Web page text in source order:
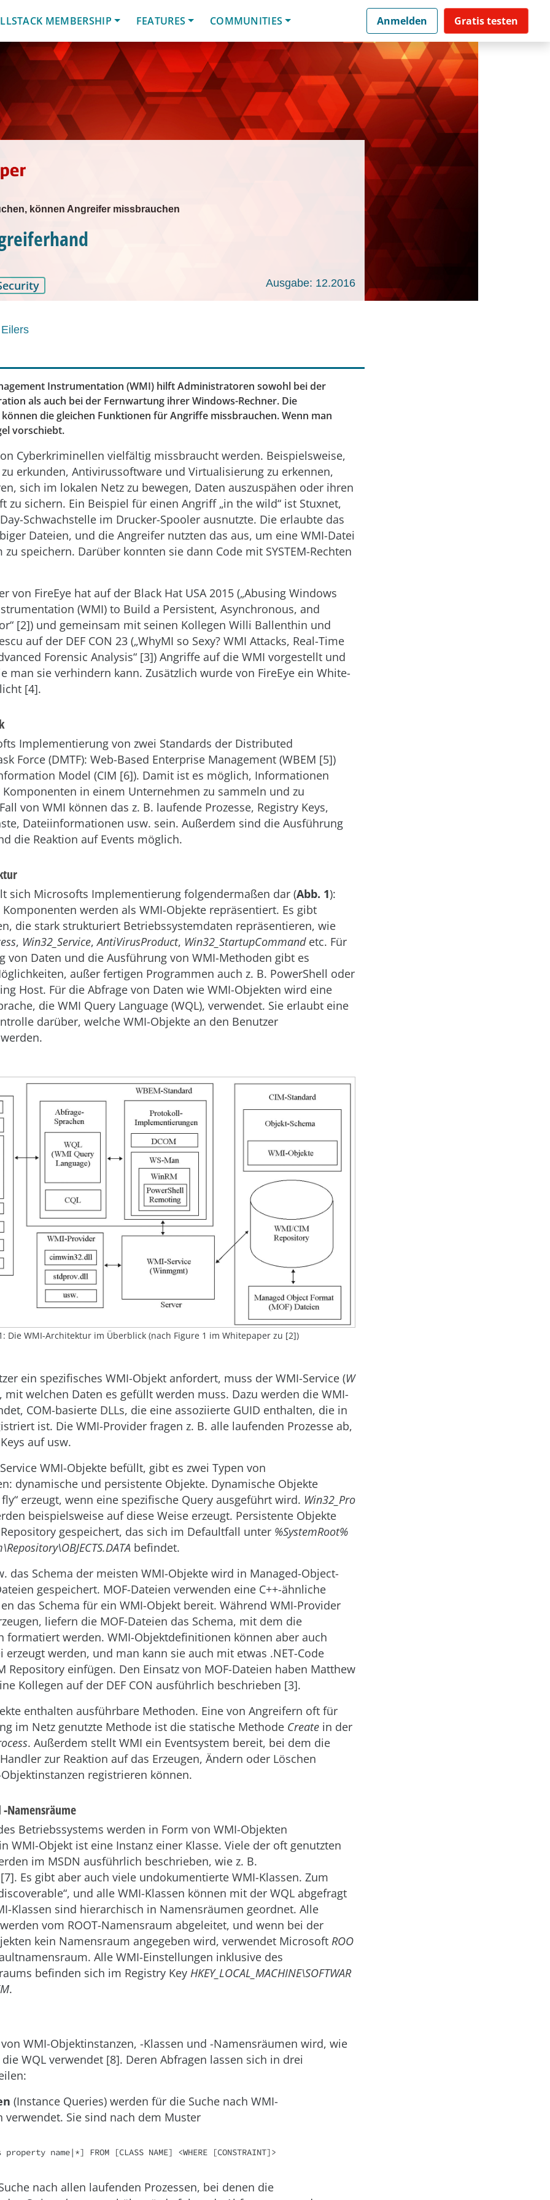
MEMBERSHIP
FEATURES COMMUNITIES Anmelden Gratis testen
können Angreifer missbrauchen
Ausgabe: 12.2016
Instrumentation (WMI) hilft Administratoren sowohl bei der
als auch bei der Fernwartung ihrer Windows-Rechner. Die
die gleichen Funktionen für Angriffe missbrauchen. Wenn man
vorschiebt.
Cyberkriminellen vielfältig missbraucht werden. Beispielsweise,
erkunden, Antivirussoftware und Virtualisierung zu erkennen,
sich im lokalen Netz zu bewegen, Daten auszuspähen oder ihren
zu sichern. Ein Beispiel für einen Angriff „in the wild“ ist Stuxnet,
Schwachstelle im Drucker-Spooler ausnutzte. Die erlaubte das
Dateien, und die Angreifer nutzten das aus, um eine WMI-Datei
zu speichern. Darüber konnten sie dann Code mit SYSTEM-Rechten
von FireEye hat auf der Black Hat USA 2015 („Abusing Windows
(WMI) to Build a Persistent, Asynchronous, and
[2]) und gemeinsam mit seinen Kollegen Willi Ballenthin und
auf der DEF CON 23 („WhyMI so Sexy? WMI Attacks, Real-Time
Forensic Analysis“ [3]) Angriffe auf die WMI vorgestellt und
man sie verhindern kann. Zusätzlich wurde von FireEye ein White­
[4].
Implementierung von zwei Standards der Distributed
Force (DMTF): Web-Based Enterprise Management (WBEM [5])
Model (CIM [6]). Damit ist es möglich, Informationen
in einem Unternehmen zu sammeln und zu
von WMI können das z. B. laufende Prozesse, Registry Keys,
Dateiinformationen usw. sein. Außerdem sind die Ausführung
die Reaktion auf Events möglich.
sich Microsofts Implementierung folgendermaßen dar (Abb. 1):
werden als WMI-Objekte repräsentiert. Es gibt
die stark strukturiert Betriebssystemdaten repräsentieren, wie
, Win32_Service,AntiVirusProduct, Win32_StartupCommandetc. Für
von Daten und die Ausführung von WMI-Methoden gibt es
außer fertigen Programmen auch z. B. PowerShell oder
Host. Für die Abfrage von Daten wie WMI-Objekten wird eine
die WMI Query Language (WQL), verwendet. Sie erlaubt eine
darüber, welche WMI-Objekte an den Benutzer
Die WMI-Architektur im Überblick (nach Figure 1 im Whitepaper zu [2])
ein spezifisches WMI-Objekt anfordert, muss der WMI-Service (W
mit welchen Daten es gefüllt werden muss. Dazu werden die WMI-
COM-basierte DLLs, die eine assoziierte GUID enthalten, die in
ist. Die WMI-Provider fragen z. B. alle laufenden Prozesse ab,
auf usw.
WMI-Objekte befüllt, gibt es zwei Typen von
dynamische und persistente Objekte. Dynamische Objekte
erzeugt, wenn eine spezifische Query ausgeführt wird. Win32_Pro
beispielsweise auf diese Weise erzeugt. Persistente Objekte
gespeichert, das sich im Defaultfall unter %SystemRoot%
befindet.
das Schema der meisten WMI-Objekte wird in Managed-Object-
gespeichert. MOF-Dateien verwenden eine C++-ähnliche
das Schema für ein WMI-Objekt bereit. Während WMI-Provider
liefern die MOF-Dateien das Schema, mit dem die
formatiert werden. WMI-Objektdefinitionen können aber auch
erzeugt werden, und man kann sie auch mit etwas .NET-Code
Repository einfügen. Den Einsatz von MOF-Dateien haben Matthew
Kollegen auf der DEF CON ausführlich beschrieben [3].
enthalten ausführbare Methoden. Eine von Angreifern oft für
im Netz genutzte Methode ist die statische Methode Create in der
. Außerdem stellt WMI ein Eventsystem bereit, bei dem die
zur Reaktion auf das Erzeugen, Ändern oder Löschen
registrieren können.
-Namensräume
Betriebssystems werden in Form von WMI-Objekten
WMI-Objekt ist eine Instanz einer Klasse. Viele der oft genutzten
im MSDN ausführlich beschrieben, wie z. B.
Es gibt aber auch viele undokumentierte WMI-Klassen. Zum
und alle WMI-Klassen können mit der WQL abgefragt
Klassen sind hierarchisch in Namensräumen geordnet. Alle
vom ROOT-Namensraum abgeleitet, und wenn bei der
kein Namensraum angegeben wird, verwendet Microsoft ROO
Alle WMI-Einstellungen inklusive des
befinden sich im Registry Key HKEY_LOCAL_MACHINE\SOFTWAR
.
WMI-Objektinstanzen, -Klassen und -Namensräumen wird, wie
WQL verwendet [8]. Deren Abfragen lassen sich in drei
(Instance Queries) werden für die Suche nach WMI-
verwendet. Sie sind nach dem Muster
name|*] FROM [CLASS NAME] <WHERE [CONSTRAINT]>
nach allen laufenden Prozessen, bei denen die